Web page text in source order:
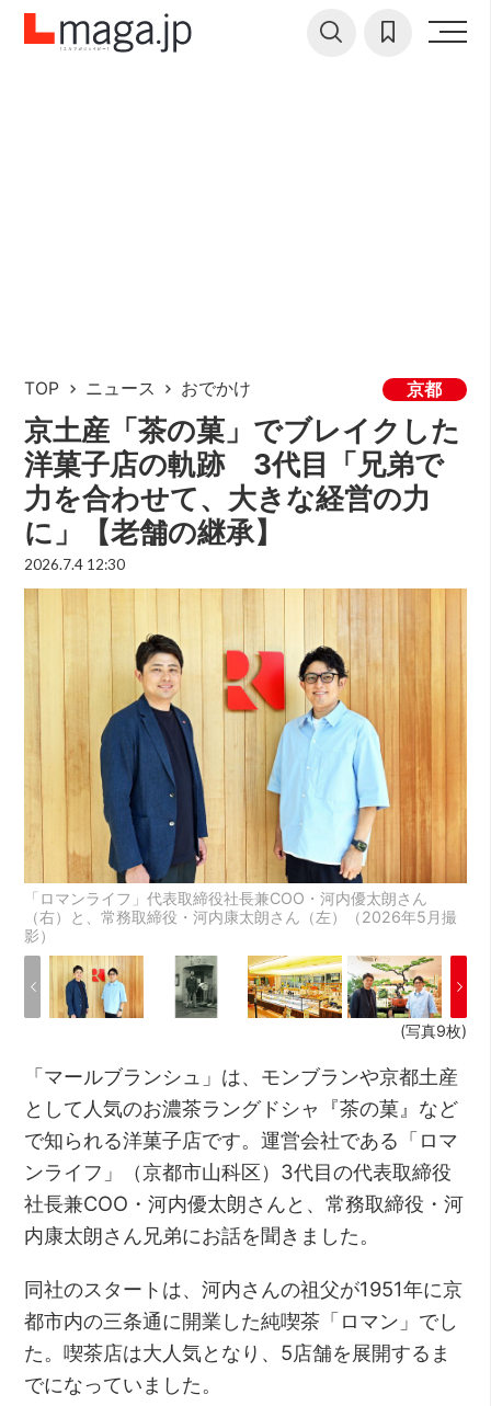
TOP ニュース おでかけ 京都
京土産「茶の菓」でブレイクした
洋菓子店の軌跡 3代目「兄弟で
力を合わせて、大きな経営の力
に」【老舗の継承】
2026.7.4 12:30
「ロマンライフ」代表取締役社長兼COO・河内優太朗さん
（右）と、常務取締役・河内康太朗さん（左）（2026年5月撮
影）
(写真9枚)
「マールブランシュ」は、モンブランや京都土産
として人気のお濃茶ラングドシャ『茶の菓』など
で知られる洋菓子店です。運営会社である「ロマ
ンライフ」（京都市山科区）3代目の代表取締役
社長兼COO・河内優太朗さんと、常務取締役・河
内康太朗さん兄弟にお話を聞きました。
同社のスタートは、河内さんの祖父が1951年に京
都市内の三条通に開業した純喫茶「ロマン」でし
た。喫茶店は大人気となり、5店舗を展開するま
でになっていました。